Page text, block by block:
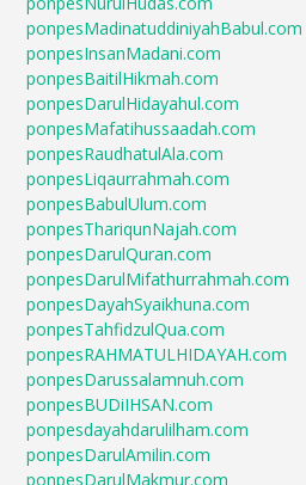
ponpesMadinatuddiniyahBabul.com
ponpesInsanMadani.com
ponpesBaitilHikmah.com
ponpesDarulHidayahul.com
ponpesMafatihussaadah.com
ponpesRaudhatulAla.com
ponpesLiqaurrahmah.com
ponpesBabulUlum.com
ponpesThariqunNajah.com
ponpesDarulQuran.com
ponpesDarulMifathurrahmah.com
ponpesDayahSyaikhuna.com
ponpesTahfidzulQua.com
ponpesRAHMATULHIDAYAH.com
ponpesDarussalamnuh.com
ponpesBUDiIHSAN.com
ponpesdayahdarulilham.com
ponpesDarulAmilin.com
ponpesDarulMakmur.com